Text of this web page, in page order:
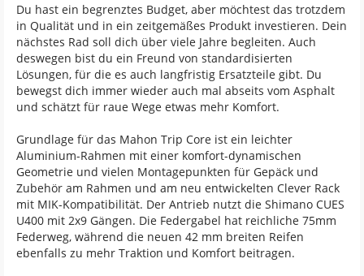
Du hast ein begrenztes Budget, aber möchtest das trotzdem
in Qualität und in ein zeitgemäßes Produkt investieren. Dein
nächstes Rad soll dich über viele Jahre begleiten. Auch
deswegen bist du ein Freund von standardisierten
Lösungen, für die es auch langfristig Ersatzteile gibt. Du
bewegst dich immer wieder auch mal abseits vom Asphalt
und schätzt für raue Wege etwas mehr Komfort.
Grundlage für das Mahon Trip Core ist ein leichter
Aluminium-Rahmen mit einer komfort-dynamischen
Geometrie und vielen Montagepunkten für Gepäck und
Zubehör am Rahmen und am neu entwickelten Clever Rack
mit MIK-Kompatibilität. Der Antrieb nutzt die Shimano CUES
U400 mit 2x9 Gängen. Die Federgabel hat reichliche 75mm
Federweg, während die neuen 42 mm breiten Reifen
ebenfalls zu mehr Traktion und Komfort beitragen.